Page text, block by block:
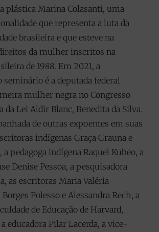
plástica Marina Colasanti, uma
que representa a luta da
brasileira e que esteve na
da mulher inscritos na
de 1988. Em 2021, a
seminário é a deputada federal
mulher negra no Congresso
da Lei Aldir Blanc, Benedita da Silva.
de outras expoentes em suas
indígenas Graça Grauna e
pedagoga indígena Raquel Kubeo, a
Denise Pessoa, a pesquisadora
as escritoras Maria Valéria
Polesso e Alessandra Rech, a
de Educação de Harvard,
educadora Pilar Lacerda, a vice-